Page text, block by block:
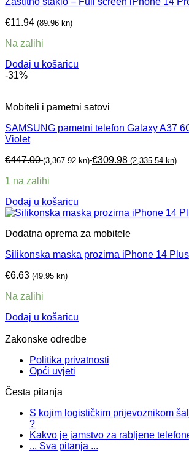
€11.94 (89.96 kn)
Na zalihi
Dodaj u košaricu
-31%
Mobiteli i pametni satovi
SAMSUNG pametni telefon Galaxy A37
Violet
€447.00 (3,367.92 kn) €309.98 (2,335.54 kn)
1 na zalihi
Dodaj u košaricu
Dodatna oprema za mobitele
Silikonska maska prozirna iPhone 14 Plus
€6.63 (49.95 kn)
Na zalihi
Dodaj u košaricu
Zakonske odredbe
Politika privatnosti
Opći uvjeti
Česta pitanja
S kojim logističkim prijevoznikom
?
Kakvo je jamstvo za rabljene
... Sva pitanja ...